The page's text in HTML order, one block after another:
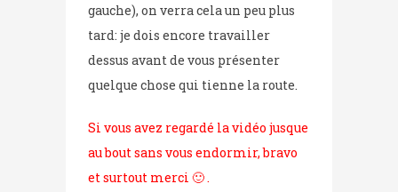
gauche), on verra cela un peu plus
tard: je dois encore travailler
dessus avant de vous présenter
quelque chose qui tienne la route.
Si vous avez regardé la vidéo jusque
au bout sans vous endormir, bravo
et surtout merci 🙂 .